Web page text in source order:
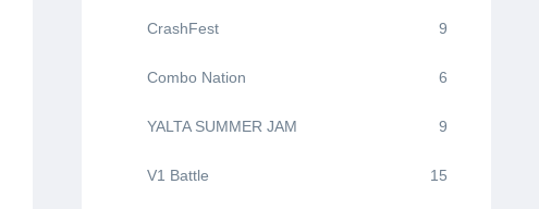
CrashFest 9
Combo Nation 6
YALTA SUMMER JAM 9
V1 Battle 15